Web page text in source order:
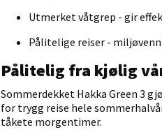
Utmerket våtgrep - gir
Pålitelige reiser -
Pålitelig fra kjølig
Sommerdekket Hakka Green 3
for trygg reise hele
tåkete morgentimer.